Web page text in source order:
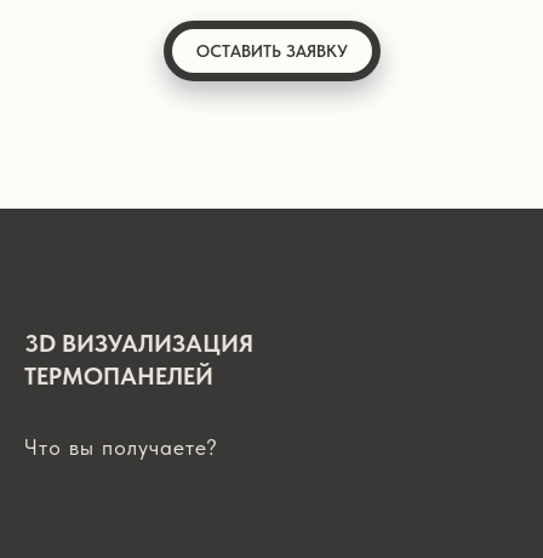
ОСТАВИТЬ ЗАЯВКУ
3D ВИЗУАЛИЗАЦИЯ
ТЕРМОПАНЕЛЕЙ
Что вы получаете?